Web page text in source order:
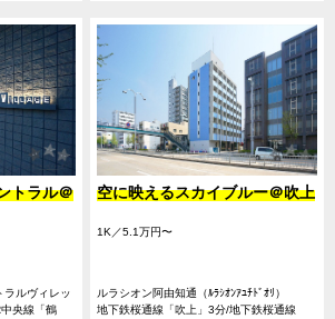
トラル＠
ルヴィレッ
央線「鶴
空に映えるスカイブルー＠吹上
1K／5.1万円〜
ルラシオン阿由知通（ﾙﾗｼｵﾝｱﾕﾁﾄﾞｵﾘ）
地下鉄桜通線「吹上」3分/地下鉄桜通線